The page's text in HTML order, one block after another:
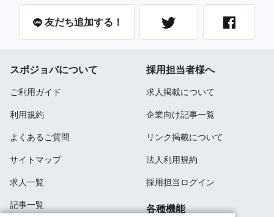
友だち追加する！
スポジョバについて
ご利用ガイド
利用規約
よくあるご質問
サイトマップ
求人一覧
記事一覧
採用担当者様へ
求人掲載について
企業向け記事一覧
リンク掲載について
法人利用規約
採用担当ログイン
各種機能